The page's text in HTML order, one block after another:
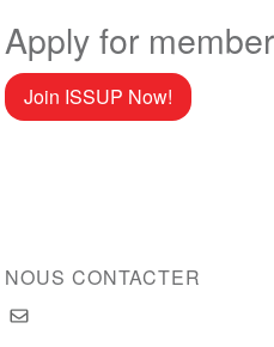
Apply for
Join ISSUP Now!
NOUS CONTACTER